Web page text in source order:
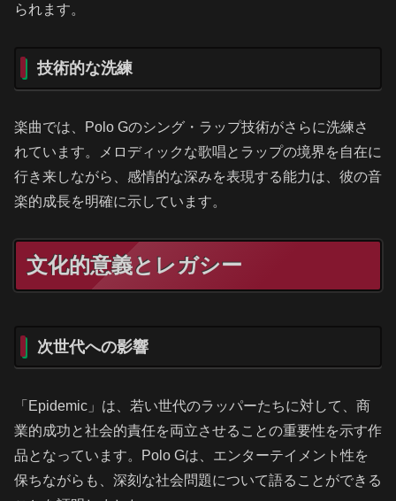
られます。
技術的な洗練
楽曲では、Polo Gのシング・ラップ技術がさらに洗練さ
れています。メロディックな歌唱とラップの境界を自在に
行き来しながら、感情的な深みを表現する能力は、彼の音
楽的成長を明確に示しています。
文化的意義とレガシー
次世代への影響
「Epidemic」は、若い世代のラッパーたちに対して、商
業的成功と社会的責任を両立させることの重要性を示す作
品となっています。Polo Gは、エンターテイメント性を
保ちながらも、深刻な社会問題について語ることができる